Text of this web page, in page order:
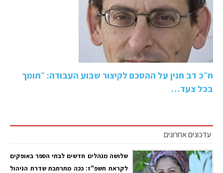
ח״כ דב חנין על ההסכם לקיצור שבוע העבודה: ״תומך
בכל צעד…
עדכונים אחרונים
שלושה מנהלים חדשים לבתי הספר באופקים
לקראת תשפ"ז: ככה מתרחבת שדרת הניהול